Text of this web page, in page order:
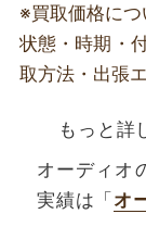
※買取価格につ
状態・時期・
取方法・出張
もっと詳
オーディオ
実績は「 オ